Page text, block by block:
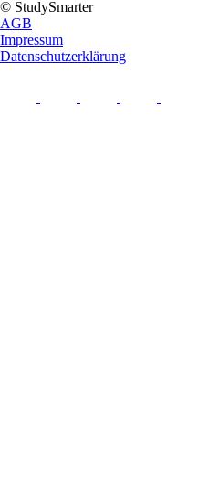
© StudySmarter
AGB
Impressum
Datenschutzerklärung